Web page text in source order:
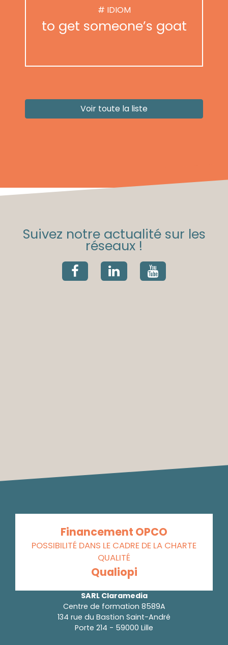
# IDIOM
to get someone’s goat
Voir toute la liste
Suivez notre actualité sur les
réseaux !
Financement OPCO
POSSIBILITÉ DANS LE CADRE DE LA CHARTE
QUALITÉ
Qualiopi
SARL Claramedia
Centre de formation 8589A
134 rue du Bastion Saint-André
Porte 214 - 59000 Lille